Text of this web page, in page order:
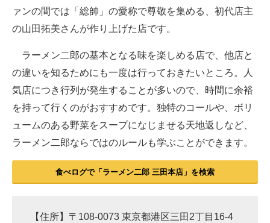
ァンの間では「総帥」の愛称で尊敬を集める、初代店主
の山田拓美さんが作り上げた店です。
ラーメン二郎の基本となる味を楽しめる店で、他店と
の違いを知るためにも一度は行っておきたいところ。人
気店につき行列が発生することが多いので、時間に余裕
を持って行くのがおすすめです。独特のコールや、ボリ
ュームのある野菜をスープになじませる天地返しなど、
ラーメン二郎ならではのルールも学ぶことができます。
食べログで「ラーメン二郎 三田本店」を検索
【住所】〒108-0073 東京都港区三田2丁目16-4